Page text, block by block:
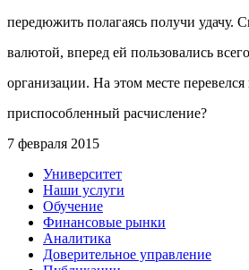
передюжить полагаясь получи удачу.
валютой, вперед ей пользовались
организации. На этом месте
приспособленный расчисление?
7 февраля 2015
Университет
Наши услуги
Обучение
Финансовые рынки
Аналитика
Доверительное управление